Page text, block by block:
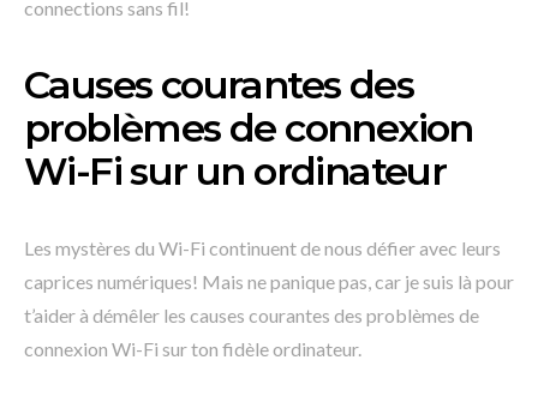
connections sans fil!
Causes courantes des
problèmes de connexion
Wi-Fi sur un ordinateur
Les mystères du Wi-Fi continuent de nous défier avec leurs
caprices numériques! Mais ne panique pas, car je suis là pour
t’aider à démêler les causes courantes des problèmes de
connexion Wi-Fi sur ton fidèle ordinateur.